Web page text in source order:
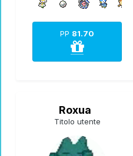
PP 81.70
Roxua
Titolo utente